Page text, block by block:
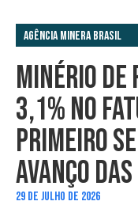
Agência Minera Brasil
MINÉRIO DE
3,1% NO
PRIMEIRO
AVANÇO
29 DE JULHO DE 2026